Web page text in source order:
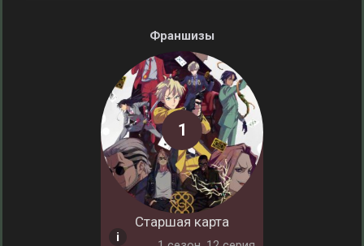
Франшизы
Старшая карта